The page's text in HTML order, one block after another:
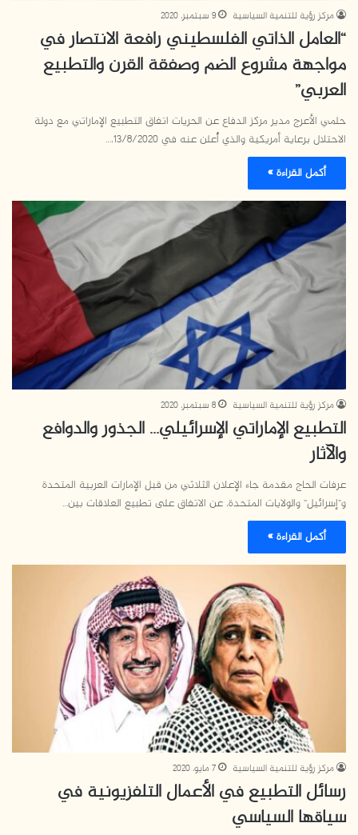
مركز رؤية للتنمية السياسية 9 سبتمبر، 2020
“العامل الذاتي الفلسطيني رافعة الانتصار في
مواجهة مشروع الضم وصفقة القرن والتطبيع
العربي”
حلمي الأعرج مدير مركز الدفاع عن الحريات اتفاق التطبيع الإماراتي مع دولة
الاحتلال برعاية أمريكية والذي أُعلن عنه في 13/8/2020،…
أكمل القراءة »
مركز رؤية للتنمية السياسية 8 سبتمبر، 2020
التطبيع الإماراتي الإسرائيلي… الجذور والدوافع
والآثار
عرفات الحاج مقدمة جاء الإعلان الثلاثي من قبل الإمارات العربية المتحدة
و”إسرائيل” والولايات المتحدة، عن الاتفاق على تطبيع العلاقات بين…
أكمل القراءة »
مركز رؤية للتنمية السياسية 7 مايو، 2020
رسائل التطبيع في الأعمال التلفزيونية في
سياقها السياسي